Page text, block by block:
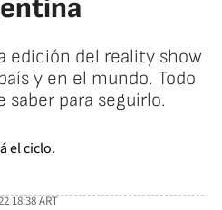
edición del reality show
y en el mundo. Todo
saber para seguirlo.
18:38ART